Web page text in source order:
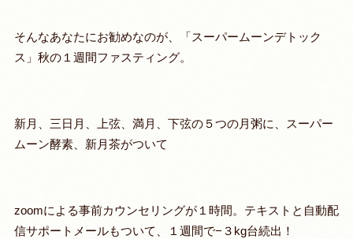
そんなあなたにお勧めなのが、
「スーパームーンデトック
ス」秋の１週間ファスティング。
新月、三日月、上弦、満月、下弦の５つの月粥に、スーパー
ムーン酵素、新月茶がついて
zoomによる事前カウンセリングが１時間。テキストと自動配
信サポートメールもついて、１週間で−３kg台続出！